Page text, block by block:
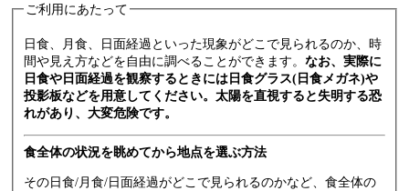
ご利用にあたって
日食、月食、日面経過といった現象がどこで見られるのか、時
間や見え方などを自由に調べることができます。 なお、実際に
日食や日面経過を観察するときには日食グラス(日食メガネ)や
投影板などを用意してください。太陽を直視すると失明する恐
れがあり、大変危険です。
食全体の状況を眺めてから地点を選ぶ方法
その日食/月食/日面経過がどこで見られるのかなど、食全体の